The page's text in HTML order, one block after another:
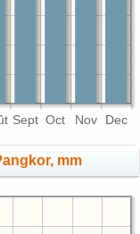
Sept Oct Nov Dec
mm